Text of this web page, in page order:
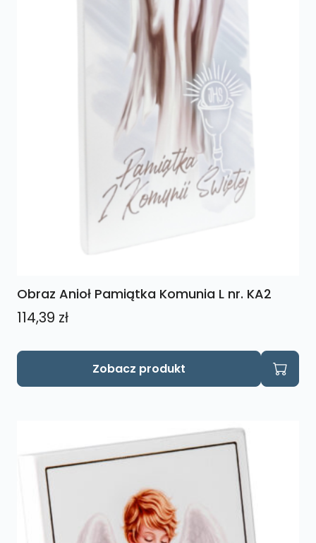
Obraz Anioł Pamiątka Komunia L nr. KA2
114,39 zł
Zobacz produkt